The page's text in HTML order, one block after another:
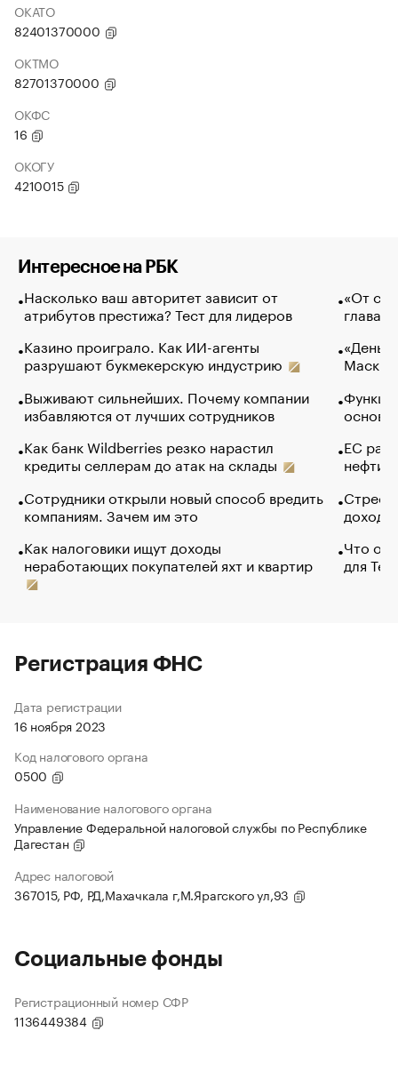
ОКАТО
82401370000
ОКТМО
82701370000
ОКФС
16
ОКОГУ
4210015
Интересное на РБК
Насколько ваш авторитет зависит от
атрибутов престижа? Тест для лидеров
Казино проиграло. Как ИИ-агенты
разрушают букмекерскую индустрию
Выживают сильнейших. Почему компании
избавляются от лучших сотрудников
Как банк Wildberries резко нарастил
кредиты селлерам до атак на склады
Сотрудники открыли новый способ вредить
компаниям. Зачем им это
Как налоговики ищут доходы
неработающих покупателей яхт и квартир
«От
глава
Маск в
основ
ЕС
нефти
Что
для
Регистрация ФНС
Дата регистрации
16 ноября 2023
Код налогового органа
0500
Наименование налогового органа
Управление Федеральной налоговой службы по Республике
Дагестан
Адрес налоговой
367015, РФ, РД,Махачкала г,М.Ярагского ул,93
Социальные фонды
Регистрационный номер СФР
1136449384